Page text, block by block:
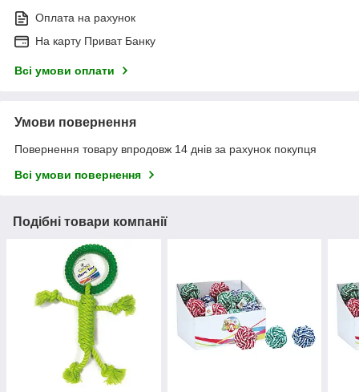
Оплата на рахунок
На карту Приват Банку
Всі умови оплати
Умови повернення
Повернення товару впродовж 14 днів за рахунок покупця
Всі умови повернення
Подібні товари компанії